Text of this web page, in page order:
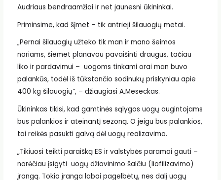
Audriaus bendraamžiai ir net jaunesni ūkininkai.
Priminsime, kad šįmet – tik antrieji šilauogių metai.
„Pernai šilauogių užteko tik man ir mano šeimos
nariams, šiemet planavau pavaišinti draugus, tačiau
liko ir pardavimui – uogoms tinkami orai man buvo
palankūs, todėl iš tūkstančio sodinukų priskyniau apie
400 kg šilauogių“, – džiaugiasi A.Meseckas.
Ūkininkas tikisi, kad gamtinės sąlygos uogų augintojams
bus palankios ir ateinantį sezoną. O jeigu bus palankios,
tai reikės pasukti galvą dėl uogų realizavimo.
„Tikiuosi teikti paraišką ES ir valstybės paramai gauti –
norėčiau įsigyti uogų džiovinimo šalčiu (liofilizavimo)
įrangą. Tokia įranga labai pagelbėtų, nes dalį uogų